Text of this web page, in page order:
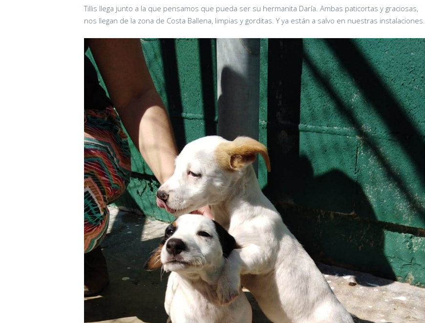
Tillis llega junto a la que pensamos que pueda ser su hermanita Daría. Ambas paticortas y graciosas,
nos llegan de la zona de Costa Ballena, limpias y gorditas. Y ya están a salvo en nuestras instalaciones.